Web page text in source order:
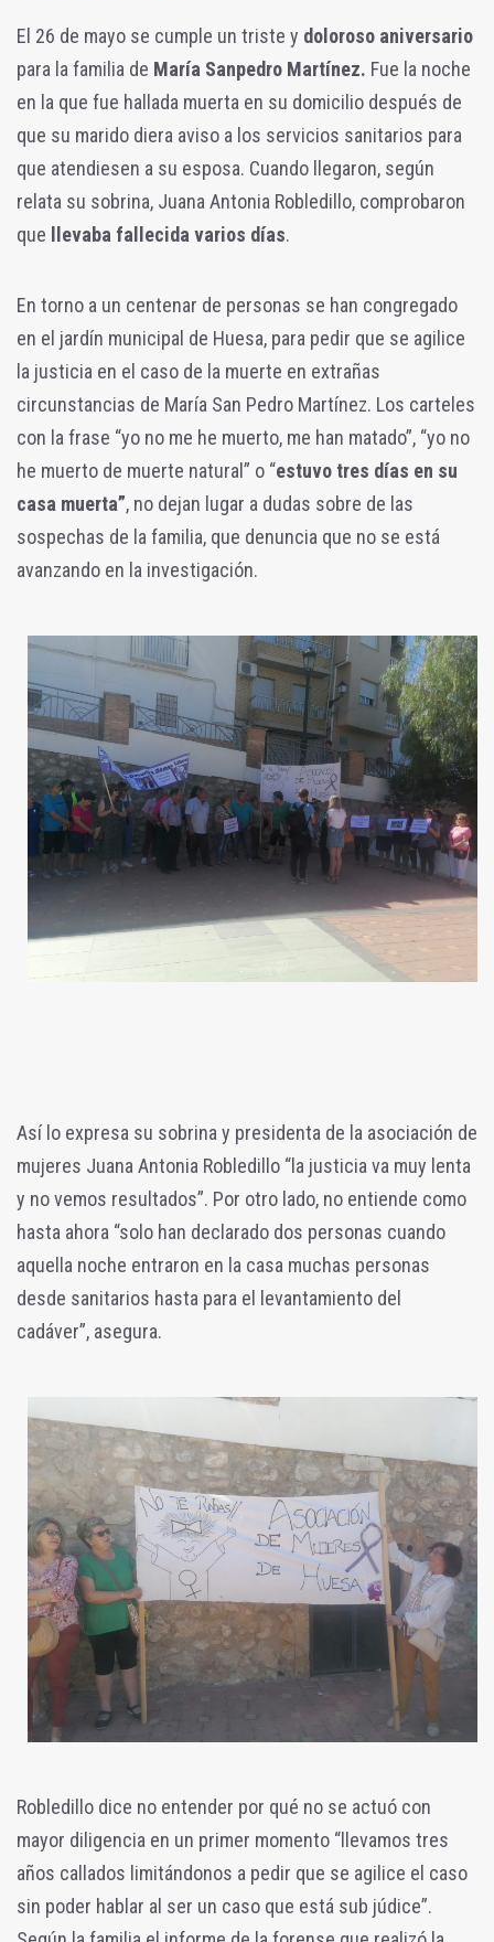
El 26 de mayo se cumple un triste y doloroso aniversario
para la familia de María Sanpedro Martínez. Fue la noche
en la que fue hallada muerta en su domicilio después de
que su marido diera aviso a los servicios sanitarios para
que atendiesen a su esposa. Cuando llegaron, según
relata su sobrina, Juana Antonia Robledillo, comprobaron
que llevaba fallecida varios días.
En torno a un centenar de personas se han congregado
en el jardín municipal de Huesa, para pedir que se agilice
la justicia en el caso de la muerte en extrañas
circunstancias de María San Pedro Martínez. Los carteles
con la frase “yo no me he muerto, me han matado”, “yo no
he muerto de muerte natural” o “estuvo tres días en su
casa muerta”, no dejan lugar a dudas sobre de las
sospechas de la familia, que denuncia que no se está
avanzando en la investigación.
Así lo expresa su sobrina y presidenta de la asociación de
mujeres Juana Antonia Robledillo “la justicia va muy lenta
y no vemos resultados”. Por otro lado, no entiende como
hasta ahora “solo han declarado dos personas cuando
aquella noche entraron en la casa muchas personas
desde sanitarios hasta para el levantamiento del
cadáver”, asegura.
Robledillo dice no entender por qué no se actuó con
mayor diligencia en un primer momento “llevamos tres
años callados limitándonos a pedir que se agilice el caso
sin poder hablar al ser un caso que está sub júdice”.